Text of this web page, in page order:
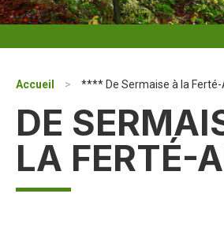
Accueil > **** De Sermaise à la Ferté-
DE
LA FERTÉ-